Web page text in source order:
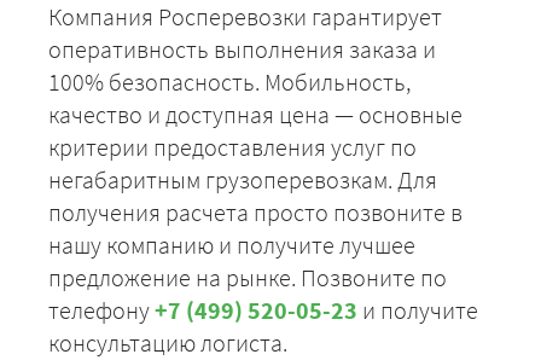
Компания Росперевозки гарантирует
оперативность выполнения заказа и
100% безопасность. Мобильность,
качество и доступная цена — основные
критерии предоставления услуг по
негабаритным грузоперевозкам. Для
получения расчета просто позвоните в
нашу компанию и получите лучшее
предложение на рынке. Позвоните по
телефону+7 (499) 520-05-23 и получите
консультацию логиста.